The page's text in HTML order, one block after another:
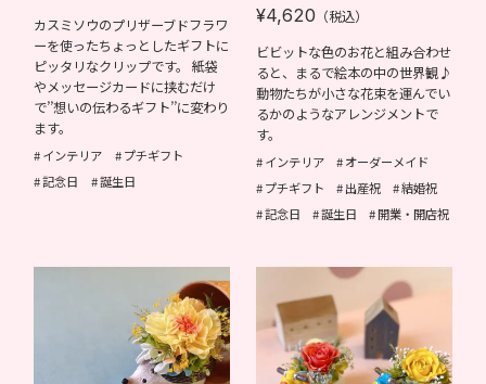
カスミソウのプリザーブドフラワ
ーを使ったちょっとしたギフトに
ピッタリなクリップです。 紙袋
やメッセージカードに挟むだけ
で’’想いの伝わるギフト’’に変わり
ます。
インテリア
プチギフト
記念日
誕生日
¥4,620 （税込）
ビビットな色のお花と組み合わせ
ると、まるで絵本の中の世界観♪
動物たちが小さな花束を運んでい
るかのようなアレンジメントで
す。
インテリア
オーダーメイド
プチギフト
出産祝
結婚祝
記念日
誕生日 開業・開店祝